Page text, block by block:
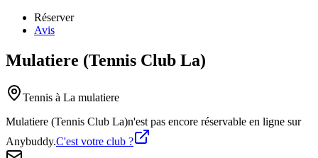
Réserver
Avis
Mulatiere (Tennis Club La)
Tennis à La mulatiere
Mulatiere (Tennis Club La)n'est pas encore réservable en ligne sur
Anybuddy.C'est votre club ?